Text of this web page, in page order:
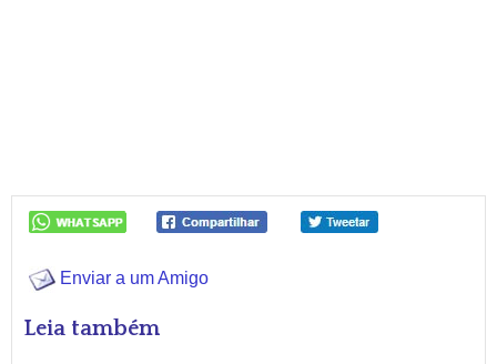
Enviar a um Amigo
Leia também